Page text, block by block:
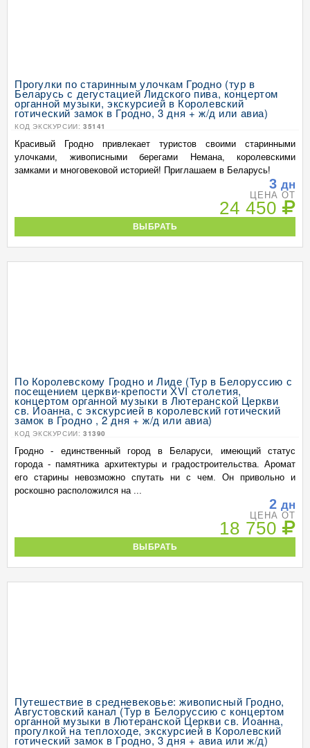
Прогулки по старинным улочкам Гродно (тур в
Беларусь с дегустацией Лидского пива, концертом
органной музыки, экскурсией в Королевский
готический замок в Гродно, 3 дня + ж/д или авиа)
КОД ЭКСКУРСИИ: 35141
Красивый Гродно привлекает туристов своими старинными
улочками, живописными берегами Немана, королевскими
замками и многовековой историей! Приглашаем в Беларусь!
3 дн
ЦЕНА ОТ
24 450
ВЫБРАТЬ
По Королевскому Гродно и Лиде (Тур в Белоруссию с
посещением церкви-крепости ХVI столетия,
концертом органной музыки в Лютеранской Церкви
св. Иоанна, с экскурсией в королевский готический
замок в Гродно , 2 дня + ж/д или авиа)
КОД ЭКСКУРСИИ: 31390
Гродно - единственный город в Беларуси, имеющий статус
города - памятника архитектуры и градостроительства. Аромат
его старины невозможно спутать ни с чем. Он привольно и
роскошно расположился на ...
2 дн
ЦЕНА ОТ
18 750
ВЫБРАТЬ
Путешествие в средневековье: живописный Гродно,
Августовский канал (Тур в Белоруссию с концертом
органной музыки в Лютеранской Церкви св. Иоанна,
прогулкой на теплоходе, экскурсией в Королевский
готический замок в Гродно, 3 дня + авиа или ж/д)